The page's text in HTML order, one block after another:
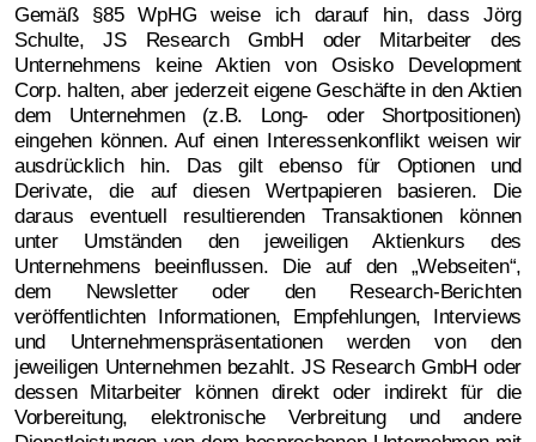
Gemäß §85 WpHG weise ich darauf hin, dass Jörg
Schulte, JS Research GmbH oder Mitarbeiter des
Unternehmens keine Aktien von Osisko Development
Corp. halten, aber jederzeit eigene Geschäfte in den Aktien
dem Unternehmen (z.B. Long- oder Shortpositionen)
eingehen können. Auf einen Interessenkonflikt weisen wir
ausdrücklich hin. Das gilt ebenso für Optionen und
Derivate, die auf diesen Wertpapieren basieren. Die
daraus eventuell resultierenden Transaktionen können
unter Umständen den jeweiligen Aktienkurs des
Unternehmens beeinflussen. Die auf den „Webseiten“,
dem Newsletter oder den Research-Berichten
veröffentlichten Informationen, Empfehlungen, Interviews
und Unternehmenspräsentationen werden von den
jeweiligen Unternehmen bezahlt. JS Research GmbH oder
dessen Mitarbeiter können direkt oder indirekt für die
Vorbereitung, elektronische Verbreitung und andere